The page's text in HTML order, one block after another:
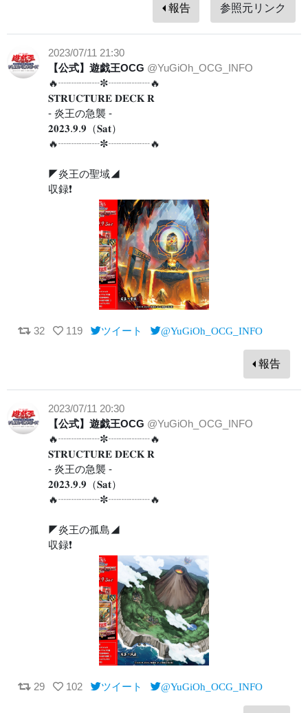
報告 参照元リンク
2023/07/11 21:30
【公式】遊戯王OCG @YuGiOh_OCG_INFO
🔥┈┈┈┈✼┈┈┈┈🔥
𝐒𝐓𝐑𝐔𝐂𝐓𝐔𝐑𝐄 𝐃𝐄𝐂𝐊 𝐑
- 炎王の急襲 -
𝟐𝟎𝟐𝟑.𝟗.𝟗（𝐒𝐚𝐭）
🔥┈┈┈┈✼┈┈┈┈🔥
◤炎王の聖域◢
収録❗️
32 119 ツイート @YuGiOh_OCG_INFO
報告
2023/07/11 20:30
【公式】遊戯王OCG @YuGiOh_OCG_INFO
🔥┈┈┈┈✼┈┈┈┈🔥
𝐒𝐓𝐑𝐔𝐂𝐓𝐔𝐑𝐄 𝐃𝐄𝐂𝐊 𝐑
- 炎王の急襲 -
𝟐𝟎𝟐𝟑.𝟗.𝟗（𝐒𝐚𝐭）
🔥┈┈┈┈✼┈┈┈┈🔥
◤炎王の孤島◢
収録❗️
29 102 ツイート @YuGiOh_OCG_INFO